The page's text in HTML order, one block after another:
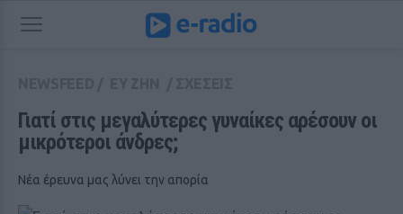
Γιατί στις μεγαλύτερες γυναίκες αρέσουν οι
μικρότεροι άνδρες;
Νέα έρευνα μας λύνει την απορία